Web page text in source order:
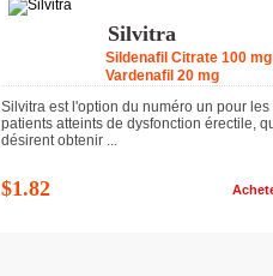
Silvitra
Sildenafil Citrate 100
Vardenafil 20 mg
Silvitra est l'option du numéro un pour les
patients atteints de dysfonction érectile,
désirent obtenir ...
$1.82